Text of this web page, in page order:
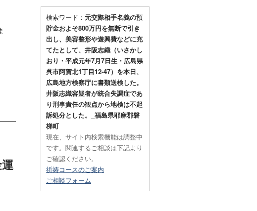
検索ワード： 元交際相手名義の預
貯金およそ800万円を無断で引き
出し、美容整形や遊興費などに充
てたとして、井阪志織（いさかし
おり・平成元年7月7日生・広島県
呉市阿賀北1丁目12-47）を本日、
広島地方検察庁に書類送検した。
井阪志織容疑者が統合失調症であ
り刑事責任の観点から地検は不起
訴処分とした。_福島県耶麻郡磐
梯町
現在、サイト内検索機能は調整中
です。関連するご相談は下記より
ご確認ください。
祈祷コースのご案内
ご相談フォーム